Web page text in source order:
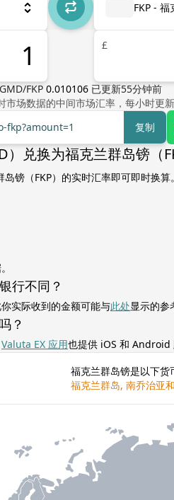
FKP -
£
GMD/FKP 0.010106 已更新55分钟前
市场数据的中间市场汇率，每小时更新
fkp?amount=1
复制
兑换为福克兰群岛镑（
镑（FKP）的实时汇率即可即时换
行不同？
实际收到的金额可能与此处显示的参
？
Valuta EX 应用也提供 iOS 和 Android
福克兰群岛镑是以下货
福克兰群岛, 南乔治亚